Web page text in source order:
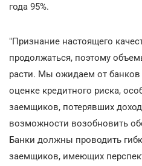
года 95%.
"Признание настоящего
продолжаться, поэтому
расти. Мы ожидаем от
оценке кредитного риска,
заемщиков, потерявших
возможности возобновить
Банки должны проводить
заемщиков, имеющих